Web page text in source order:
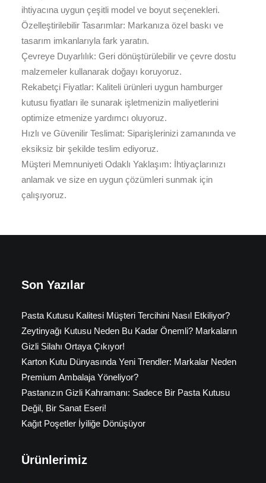
ihtiyacına uygun çeşitli model ve boyut seçenekleri.
Özelleştirilebilir Tasarımlar: Markanıza özel baskı ve
tasarım imkanlarıyla fark yaratın.
Çevreye Duyarlılık: Geri dönüştürülebilir ve çevre dostu
malzemeler kullanarak doğayı koruyoruz.
Rekabetçi Fiyatlar: Kaliteli ürünleri uygun hamburger
kutusu fiyatları ile sunarak işletmenizin maliyetlerini
optimize etmenize yardımcı oluyoruz.
Hızlı ve Güvenilir Teslimat: Siparişlerinizi zamanında ve
eksiksiz bir şekilde teslim ediyoruz.
Müşteri Memnuniyeti Odaklı Yaklaşım: İhtiyaçlarınızı
anlamak ve size en uygun çözümleri sunmak için
çalışıyoruz.
Son Yazılar
Pasta Kutusu Kalitesi Müşteri Tercihini Nasıl Etkiliyor?
Zeytinyağı Kutusu Neden Bu Kadar Önemli? Markaların
Gizli Silahı Ortaya Çıkıyor!
Karton Kutu Dünyasında Yeni Trendler: Markalar Neden
Premium Ambalaja Yöneliyor?
Pastanızın Gizli Kahramanı: Sadece Bir Pasta Kutusu
Değil, Bir Sanat Eseri!
Kağıt Poşetler İyiliğe Dönüşüyor
Ürünlerimiz